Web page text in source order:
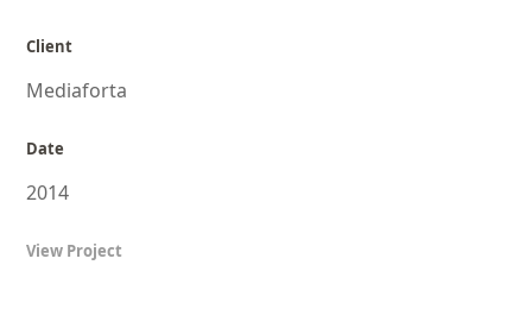
Client
Mediaforta
Date
2014
View Project